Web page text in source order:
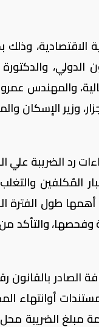
الاقتصادية، وذلك
الدولي،
والمهندس عمرو
وزير الإسكان
رد الضريبة علي
المٌكلفين
طول الفترة
وفحصها، والتأكد
أوانتهاء
مبلغ الضريبة